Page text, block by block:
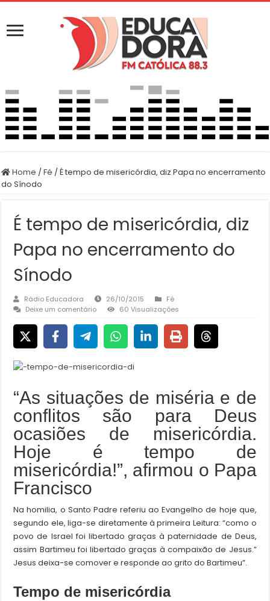
Home /Fé /É tempo de misericórdia, diz Papa no encerramento
do Sínodo
É tempo de misericórdia, diz
Papa no encerramento do
Sínodo
Rádio Educadora 26/10/2015
Fé
Deixe um comentário
60 Visualizações
“As situações de miséria e de
conflitos são para Deus
ocasiões de misericórdia.
Hoje é tempo de
misericórdia!”, afirmou o Papa
Francisco
Na homilia, o Santo Padre referiu ao Evangelho de hoje que,
segundo ele, liga-se diretamente à primeira Leitura: “como o
povo de Israel foi libertado graças à paternidade de Deus,
assim Bartimeu foi libertado graças à compaixão de Jesus.”
Jesus deixa-se comover e responde ao grito do Bartimeu”.
Tempo de misericórdia